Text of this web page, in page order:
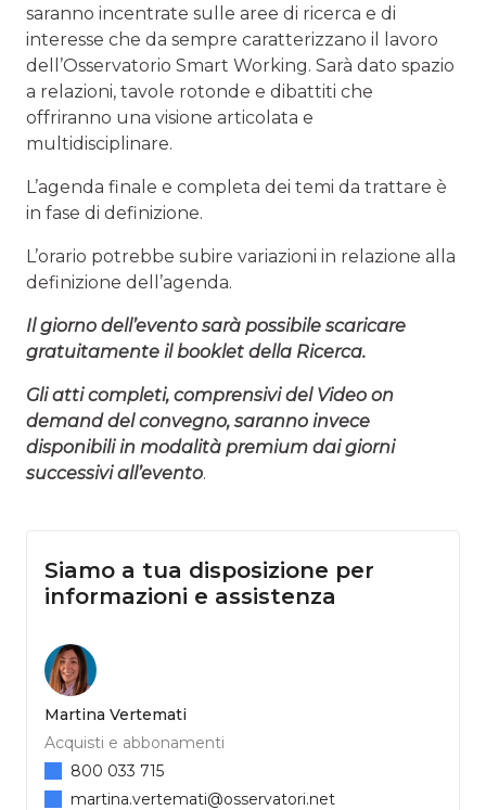
saranno incentrate sulle aree di ricerca e di
interesse che da sempre caratterizzano il lavoro
dell’Osservatorio Smart Working. Sarà dato spazio
a relazioni, tavole rotonde e dibattiti che
offriranno una visione articolata e
multidisciplinare.
L’agenda finale e completa dei temi da trattare è
in fase di definizione.
L’orario potrebbe subire variazioni in relazione alla
definizione dell’agenda.
Il giorno dell’evento sarà possibile scaricare
gratuitamente il booklet della Ricerca.
Gli atti completi, comprensivi del Video on
demand del convegno, saranno invece
disponibili in modalità premium dai giorni
successivi all’evento.
Siamo a tua disposizione per
informazioni e assistenza
Martina Vertemati
Acquisti e abbonamenti
800 033 715
martina.vertemati@osservatori.net